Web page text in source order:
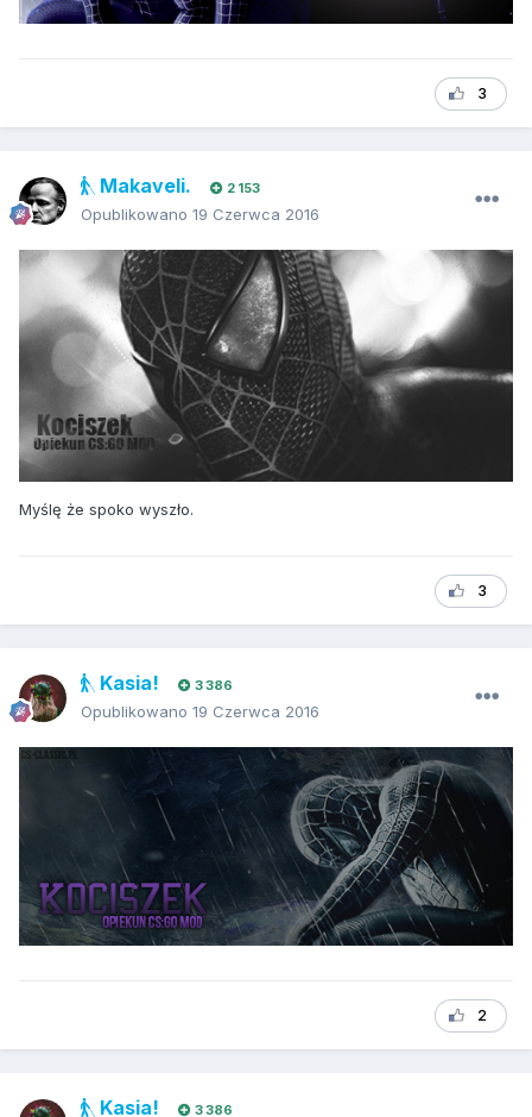
3
Makaveli. 2 153
Opublikowano 19 Czerwca 2016
Myślę że spoko wyszło.
3
Kasia! 3 386
Opublikowano 19 Czerwca 2016
2
Kasia! 3 386